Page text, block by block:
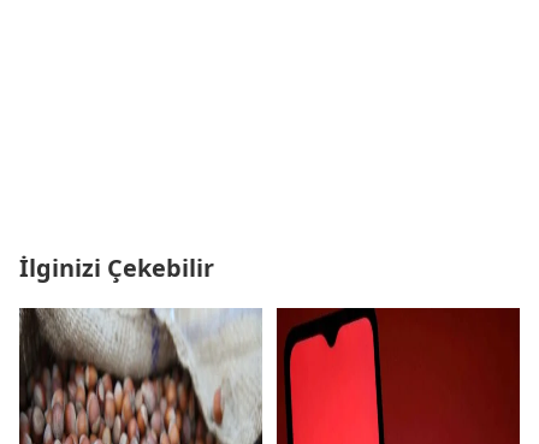
İlginizi Çekebilir